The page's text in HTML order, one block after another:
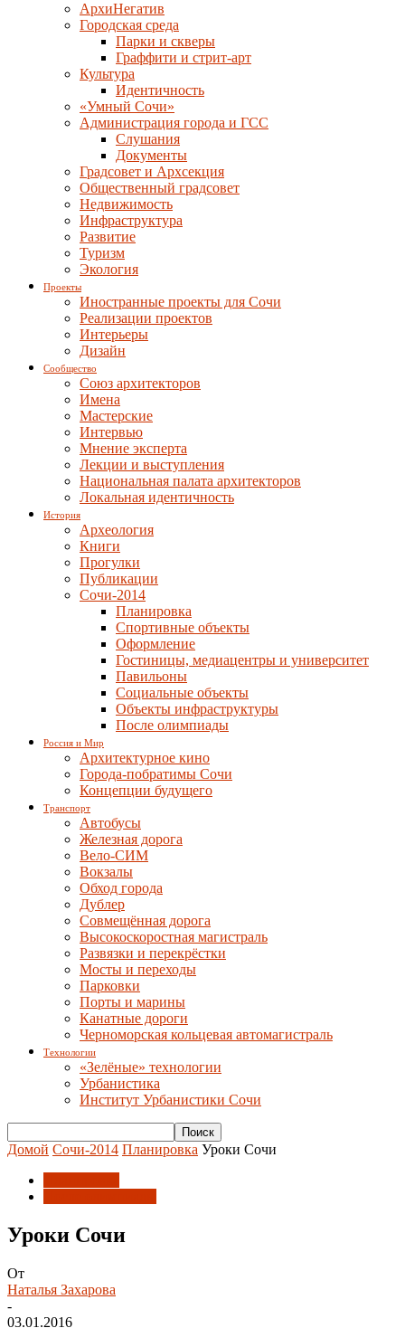
АрхиНегатив
Городская среда
Парки и скверы
Граффити и стрит-арт
Культура
Идентичность
«Умный Сочи»
Администрация города и ГСС
Слушания
Документы
Градсовет и Архсекция
Общественный градсовет
Недвижимость
Инфраструктура
Развитие
Туризм
Экология
Проекты
Иностранные проекты для Сочи
Реализации проектов
Интерьеры
Дизайн
Сообщество
Союз архитекторов
Имена
Мастерские
Интервью
Мнение эксперта
Лекции и выступления
Национальная палата архитекторов
Локальная идентичность
История
Археология
Книги
Прогулки
Публикации
Сочи-2014
Планировка
Спортивные объекты
Оформление
Гостиницы, медиацентры и университет
Павильоны
Социальные объекты
Объекты инфраструктуры
После олимпиады
Россия и Мир
Архитектурное кино
Города-побратимы Сочи
Концепции будущего
Транспорт
Автобусы
Железная дорога
Вело-СИМ
Вокзалы
Обход города
Дублер
Совмещённая дорога
Высокоскоростная магистраль
Развязки и перекрёстки
Мосты и переходы
Парковки
Порты и марины
Канатные дороги
Черноморская кольцевая автомагистраль
Технологии
«Зелёные» технологии
Урбанистика
Институт Урбанистики Сочи
Домой Сочи-2014 Планировка Уроки Сочи
Уроки Сочи
От
Наталья Захарова
-
03.01.2016